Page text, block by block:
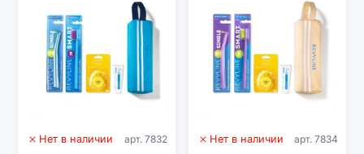
Нет в наличии арт. 7832 Нет в наличии арт. 7834